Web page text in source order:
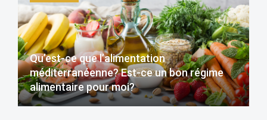
Qu’est-ce que l’alimentation
méditerranéenne? Est-ce un bon régime
alimentaire pour moi?